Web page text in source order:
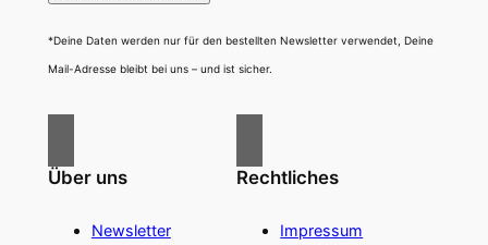
*Deine Daten werden nur für den bestellten Newsletter verwendet, Deine
Mail-Adresse bleibt bei uns – und ist sicher.
Über uns
Newsletter
Rechtliches
Impressum